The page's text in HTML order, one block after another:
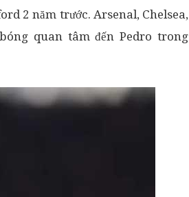
2 năm trước. Arsenal, Chelsea,
quan tâm đến Pedro trong